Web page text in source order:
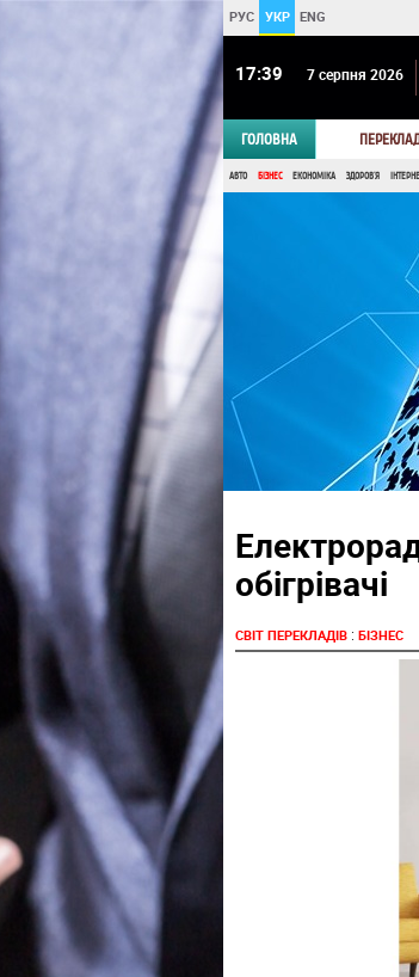
РУС УКР ENG
17 39 7 серпня 2026
ГОЛОВНА
АВТО БІЗНЕС ЕКОНОМІКА ЗДОРОВ'Я
обігрівачі
СВІТ ПЕРЕКЛАДІВ: БІЗНЕС